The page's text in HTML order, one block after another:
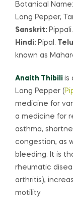
Botanical
Long Pepper,
Sanskrit: Pippali.
Hindi: Pipal.
known as
Anaith Thibili is
Long Pepper (
medicine for
a medicine for
asthma,
congestion, as
bleeding. It is
rheumatic
arthritis),
motility